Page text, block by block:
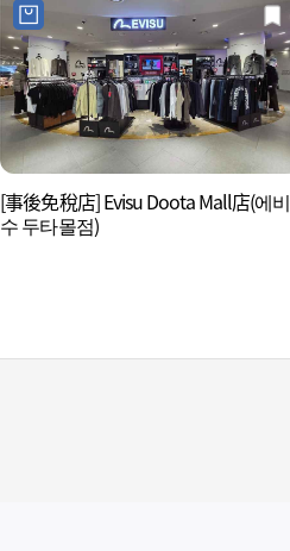
[事後免稅店] Evisu Doota Mall店(에비
수 두타몰점)